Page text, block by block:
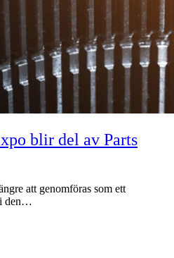
blir del av Parts
att genomföras som ett
i den…